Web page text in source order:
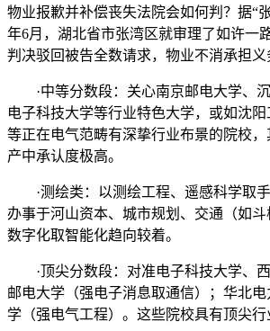
物业报歉并补偿丧失法院会如何判？据“
年6月，湖北省市张湾区就审理了如许一
判决驳回被告全数请求，物业不消承担义
·中等分数段：关心南京邮电大学、沉
电子科技大学等行业特色大学，或如沈
等正在电气范畴有深挚行业布景的院校
产中承认度极高。
·测绘类：以测绘工程、遥感科学取手
办事于河山资本、城市规划、交通（如斗
数字化取智能化趋向较着。
·顶尖分数段：对准电子科技大学、西
邮电大学（强电子消息取通信）；华北
学（强电气工程）。这些院校具有顶尖行